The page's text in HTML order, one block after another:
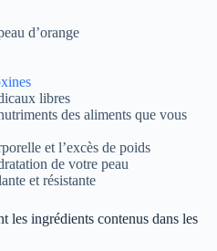
d’orange
libres
des aliments que vous
et l’excès de poids
de votre peau
et résistante
les ingrédients contenus dans les